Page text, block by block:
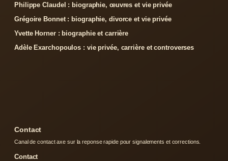
Philippe Claudel : biographie, œuvres et vie privée
Grégoire Bonnet : biographie, divorce et vie privée
Yvette Horner : biographie et carrière
Adèle Exarchopoulos : vie privée, carrière et controverses
Contact
Canal de contact axe sur la reponse rapide pour signalements et corrections.
Contact